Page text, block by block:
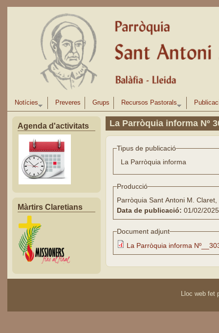
Notícies Preveres Grups Recursos Pastorals
Agenda d'activitats
Màrtirs Claretians
La Parròquia informa Nº
Tipus de publicació
La Parròquia informa
Producció
Parròquia Sant Antoni M.
Data de publicació: 01/02/2025
Document adjunt
La Parròquia informa
Lloc web fet